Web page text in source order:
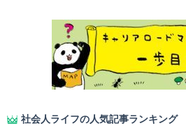
社会人ライフの人気記事ランキング